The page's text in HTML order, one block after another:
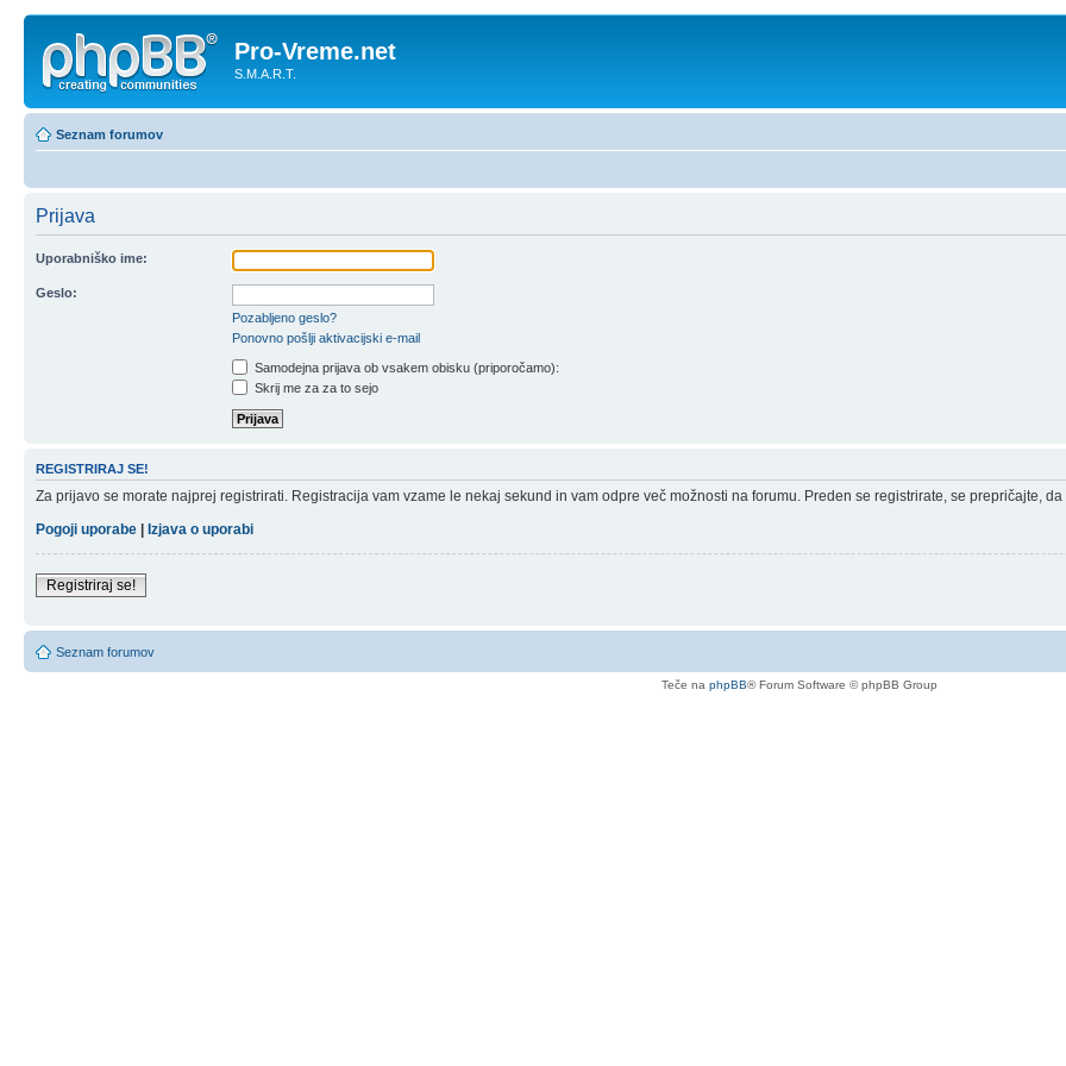
Pro-Vreme.net
S.M.A.R.T.
Seznam forumov
Prijava
Uporabniško ime:
Geslo:
Pozabljeno geslo?
Ponovno pošlji aktivacijski e-mail
Samodejna prijava ob vsakem obisku (priporočamo):
Skrij me za za to sejo
REGISTRIRAJ SE!
Za prijavo se morate najprej registrirati. Registracija vam vzame le nekaj sekund in vam odpre več možnosti na forumu. Preden se registrirate, se prepričajte,
Pogoji uporabe
Izjava o uporabi
Registriraj se!
Seznam forumov
Teče na phpBB® Forum Software © phpBB Group